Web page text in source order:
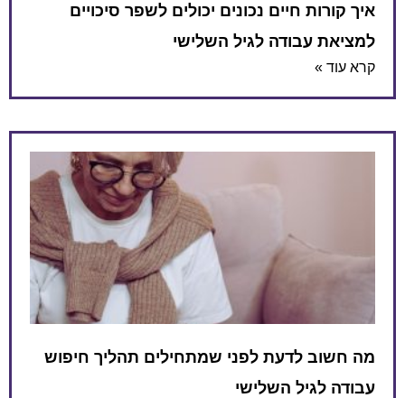
איך קורות חיים נכונים יכולים לשפר סיכויים
למציאת עבודה לגיל השלישי
קרא עוד »
מה חשוב לדעת לפני שמתחילים תהליך חיפוש
עבודה לגיל השלישי